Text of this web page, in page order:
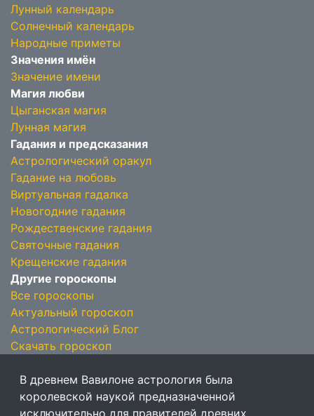
Лунный календарь
Солнечный календарь
Народные приметы
Значения имён
Значение имени
Магия любви
Цыганская магия
Лунная магия
Гадания и предсказания
Астрологический оракул
Гадание на любовь
Виртуальная гадалка
Новогодние гадания
Рождественские гадания
Святочные гадания
Крещенские гадания
Другие гороскопы
Все гороскопы
Актуальный гороскоп
Астрологический Блог
Скачать гороскоп
В древнем Вавилоне астрология была
королевской наукой предназначенной
исключительно для правителей древних